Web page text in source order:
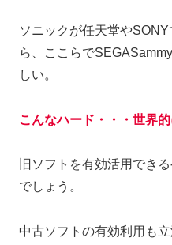
ソニックが任天堂や
ら、ここらで
しい。
こんなハード・・・世界
旧ソフトを有効活用でき
でしょう。
中古ソフトの有効利用も立